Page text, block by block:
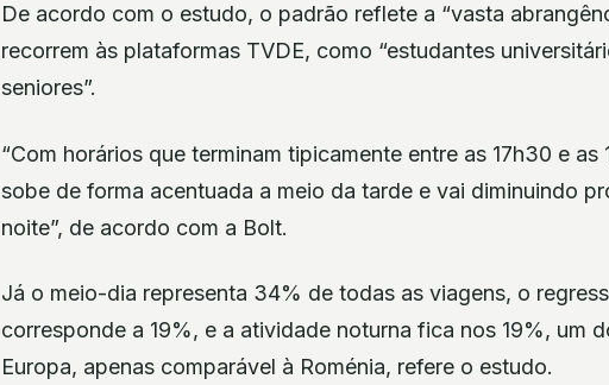
De acordo com o estudo, o padrão reflete a “vasta
recorrem às plataformas TVDE, como “estudantes
seniores”.
“Com horários que terminam tipicamente entre as 17h30 e
sobe de forma acentuada a meio da tarde e vai diminuindo
noite”, de acordo com a Bolt.
Já o meio-dia representa 34% de todas as viagens, o
corresponde a 19%, e a atividade noturna fica nos 19%, um
Europa, apenas comparável à Roménia, refere o estudo.